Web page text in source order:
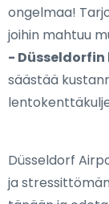
ongelmaa!
joihin mahtuu
-
säästää
Düsseldorf
ja